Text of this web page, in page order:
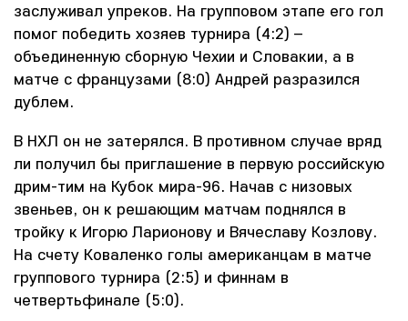
заслуживал упреков. На групповом этапе его гол
помог победить хозяев турнира (4:2) –
объединенную сборную Чехии и Словакии, а в
матче с французами (8:0) Андрей разразился
дублем.
В НХЛ он не затерялся. В противном случае вряд
ли получил бы приглашение в первую российскую
дрим-тим на Кубок мира-96. Начав с низовых
звеньев, он к решающим матчам поднялся в
тройку к Игорю Ларионову и Вячеславу Козлову.
На счету Коваленко голы американцам в матче
группового турнира (2:5) и финнам в
четвертьфинале (5:0).